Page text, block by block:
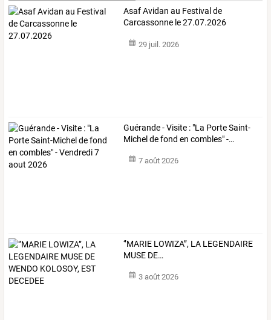
Asaf Avidan au Festival de
Carcassonne le 27.07.2026
29 juil. 2026
Guérande-Visite : "La PorteSaint-
Micheldefond en combles"-…
7 août 2026
‘’MARIE LOWIZA’’, LA LEGENDAIRE
MUSE DE…
3 août 2026